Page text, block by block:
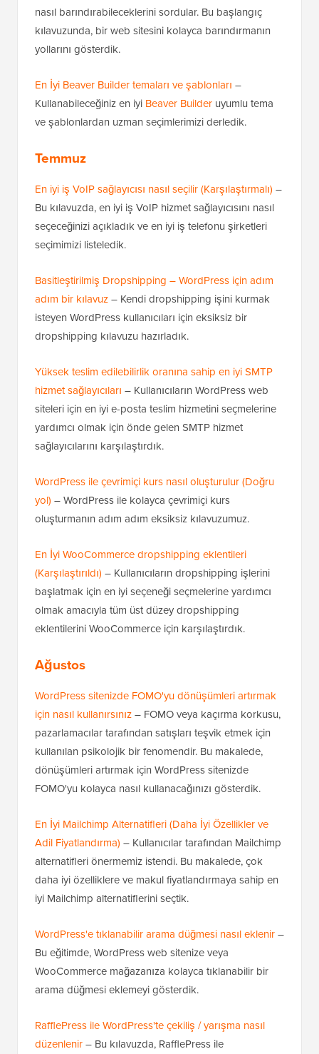
nasıl barındırabileceklerini sordular. Bu başlangıç
kılavuzunda, bir web sitesini kolayca barındırmanın
yollarını gösterdik.
En İyi Beaver Builder temaları ve şablonları –
Kullanabileceğiniz en iyi Beaver Builder uyumlu tema
ve şablonlardan uzman seçimlerimizi derledik.
Temmuz
En iyi iş VoIP sağlayıcısı nasıl seçilir (Karşılaştırmalı) –
Bu kılavuzda, en iyi iş VoIP hizmet sağlayıcısını nasıl
seçeceğinizi açıkladık ve en iyi iş telefonu şirketleri
seçimimizi listeledik.
Basitleştirilmiş Dropshipping – WordPress için adım
adım bir kılavuz– Kendi dropshipping işini kurmak
isteyen WordPress kullanıcıları için eksiksiz bir
dropshipping kılavuzu hazırladık.
Yüksek teslim edilebilirlik oranına sahip en iyi SMTP
hizmet sağlayıcıları – Kullanıcıların WordPress web
siteleri için en iyi e-posta teslim hizmetini seçmelerine
yardımcı olmak için önde gelen SMTP hizmet
sağlayıcılarını karşılaştırdık.
WordPress ile çevrimiçi kurs nasıl oluşturulur (Doğru
yol) – WordPress ile kolayca çevrimiçi kurs
oluşturmanın adım adım eksiksiz kılavuzumuz.
En İyi WooCommerce dropshipping eklentileri
(Karşılaştırıldı) – Kullanıcıların dropshipping işlerini
başlatmak için en iyi seçeneği seçmelerine yardımcı
olmak amacıyla tüm üst düzey dropshipping
eklentilerini WooCommerce için karşılaştırdık.
Ağustos
WordPress sitenizde FOMO'yu dönüşümleri artırmak
için nasıl kullanırsınız– FOMO veya kaçırma korkusu,
pazarlamacılar tarafından satışları teşvik etmek için
kullanılan psikolojik bir fenomendir. Bu makalede,
dönüşümleri artırmak için WordPress sitenizde
FOMO'yu kolayca nasıl kullanacağınızı gösterdik.
En İyi Mailchimp Alternatifleri (Daha İyi Özellikler ve
Adil Fiyatlandırma) – Kullanıcılar tarafından Mailchimp
alternatifleri önermemiz istendi. Bu makalede, çok
daha iyi özelliklere ve makul fiyatlandırmaya sahip en
iyi Mailchimp alternatiflerini seçtik.
WordPress'e tıklanabilir arama düğmesi nasıl eklenir–
Bu eğitimde, WordPress web sitenize veya
WooCommerce mağazanıza kolayca tıklanabilir bir
arama düğmesi eklemeyi gösterdik.
RafflePress ile WordPress'te çekiliş / yarışma nasıl
düzenlenir– Bu kılavuzda, RafflePress ile